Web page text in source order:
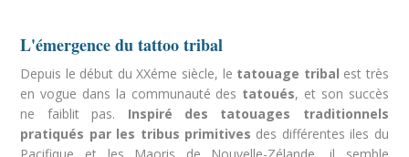
L'émergence du tattoo tribal
Depuis le début du XXéme siècle, le tatouage tribal est très
en vogue dans la communauté des tatoués, et son succès
ne faiblit pas. Inspiré des tatouages traditionnels
pratiqués par les tribus primitives des différentes iles du